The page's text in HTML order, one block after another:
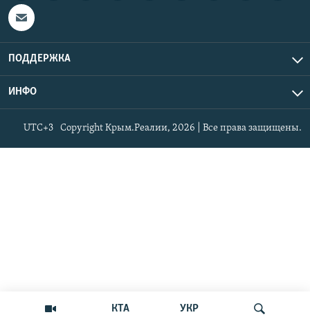
КТА УКР
ПОДДЕРЖКА
ИНФО
Copyright Крым.Реалии, 2026 | Все права защищены.
UTC+3